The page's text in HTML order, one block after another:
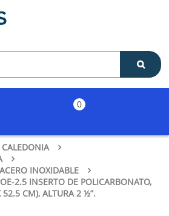
0
CALEDONIA
INOXIDABLE
2.5 INSERTO DE POLICARBONATO,
CM), ALTURA 2 ½”.